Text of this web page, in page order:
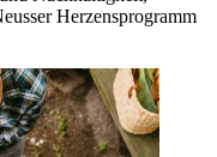
Herzensprogramm